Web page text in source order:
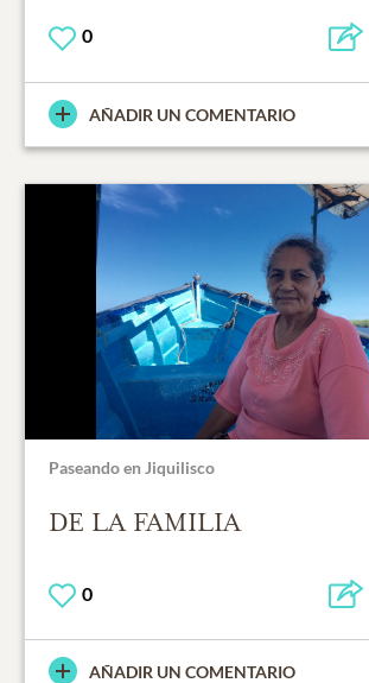
0
AÑADIR UN COMENTARIO
Paseando en Jiquilisco
DE LA FAMILIA
0
AÑADIR UN COMENTARIO